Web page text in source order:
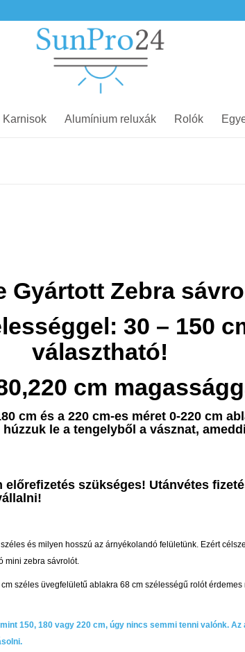
Karnisok Alumínium reluxák Rolók
Gyártott Zebra
30 – 150
választható!
cm
cm és a 220 cm-es méret 0-220 cm
le a tengelyből a vásznat,
szükséges! Utánvétes
és milyen hosszú az árnyékolandó felületünk. Ezért
mini zebra sávrolót.
széles üvegfelületű ablakra 68 cm szélességű rolót
150, 180 vagy 220 cm, úgy nincs semmi tenni valónk.